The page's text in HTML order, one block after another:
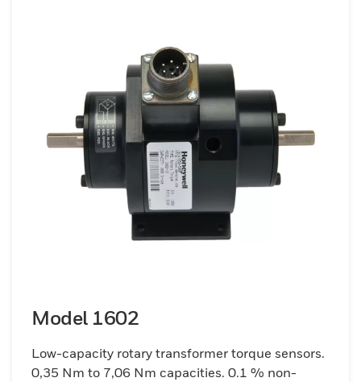
Model 1602
Low-capacity rotary transformer torque sensors.
0,35 Nm to 7,06 Nm capacities. 0.1 % non-